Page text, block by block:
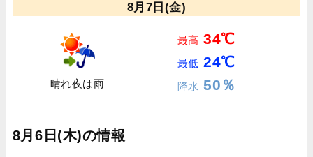
8月7日(金)
晴れ夜は雨
最高 34℃
最低 24℃
降水 50％
8月6日(木)の情報